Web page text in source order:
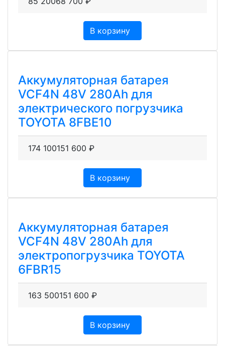
В корзину
Аккумуляторная батарея
VCF4N 48V 280Ah для
электрического погрузчика
TOYOTA 8FBE10
174 100151 600 ₽
В корзину
Аккумуляторная батарея
VCF4N 48V 280Ah для
электропогрузчика TOYOTA
6FBR15
163 500151 600 ₽
В корзину